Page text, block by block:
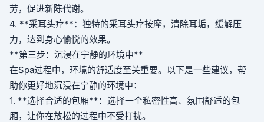
劳，促进新陈代谢。
4. **采耳头疗**：独特的采耳头疗按摩，清除耳垢，缓解压
力，达到身心愉悦的效果。
**第三步：沉浸在宁静的环境中**
在Spa过程中，环境的舒适度至关重要。以下是一些建议，帮
助你更好地沉浸在宁静的环境中：
1. **选择合适的包厢**：选择一个私密性高、氛围舒适的包
厢，让你在放松的过程中不受打扰。